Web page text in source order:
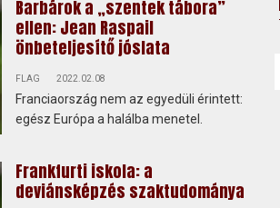
Barbárok a „szentek tábora”
ellen: Jean Raspail
önbeteljesítő jóslata
FLAG 2022.02.08
Franciaország nem az egyedüli érintett:
egész Európa a halálba menetel.
Frankfurti iskola: a
deviánsképzés szaktudománya